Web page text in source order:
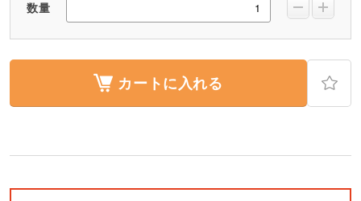
数量
カートに入れる